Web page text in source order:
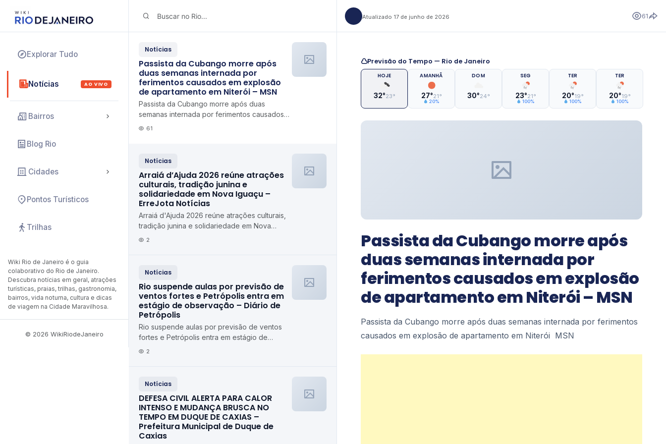
Explorar Tudo
Notícias AO VIVO
Bairros
Blog Rio
Cidades
Pontos Turísticos
Trilhas
Wiki Rio de Janeiro é o guia
colaborativo do Rio de Janeiro.
Descubra notícias em geral, atrações
turísticas, praias, trilhas, gastronomia,
bairros, vida noturna, cultura e dicas
de viagem na Cidade Maravilhosa.
© 2026 WikiRiodeJaneiro
Notícias
Passista da Cubango morre após
duas semanas internada por
ferimentos causados em explosão
de apartamento em Niterói – MSN
Passista da Cubango morre após duas
semanas internada por ferimentos causados
em explosão de apartamento em Niterói MSN
61
Notícias
Arraiá d’Ajuda 2026 reúne atrações
culturais, tradição junina e
solidariedade em Nova Iguaçu –
ErreJota Notícias
Arraiá d'Ajuda 2026 reúne atrações culturais,
tradição junina e solidariedade em Nova
Iguaçu ErreJota Notícias
2
Notícias
Rio suspende aulas por previsão de
ventos fortes e Petrópolis entra em
estágio de observação – Diário de
Petrópolis
Rio suspende aulas por previsão de ventos
fortes e Petrópolis entra em estágio de
observação Diário de Petrópolis
2
Notícias
DEFESA CIVIL ALERTA PARA CALOR
INTENSO E MUDANÇA BRUSCA NO
TEMPO EM DUQUE DE CAXIAS –
Prefeitura Municipal de Duque de
Caxias
Atualizado 17 de junho de 2026 61
Previsão do Tempo — Rio de Janeiro
HOJE
32°23°
AMANHÃ
27°21°
20%
DOM
30°24°
SEG
23°21°
100%
TER
20°19°
100%
TER
20°19°
100%
Passista da Cubango morre após
duas semanas internada por
ferimentos causados em explosão
de apartamento em Niterói – MSN
Passista da Cubango morre após duas semanas internada por ferimentos
causados em explosão de apartamento em Niterói MSN